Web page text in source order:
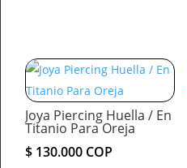
Joya Piercing Huella / En
Titanio Para Oreja
$ 130.000 COP